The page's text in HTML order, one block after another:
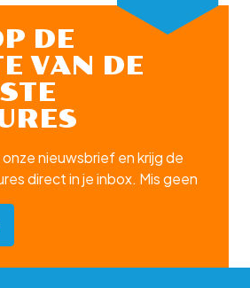
DE
VAN DE
onze nieuwsbrief en krijg de
direct in je inbox. Mis geen
ideale baan!